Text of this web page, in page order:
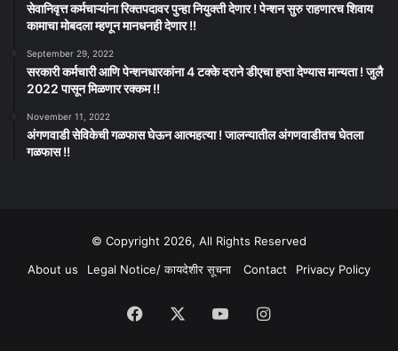
सेवानिवृत्त कर्मचाऱ्यांना रिक्तपदावर पुन्हा नियुक्ती देणार ! पेन्शन सुरु राहणारच शिवाय
कामाचा मोबदला म्हणून मानधनही देणार !!
September 29, 2022
सरकारी कर्मचारी आणि पेन्शनधारकांना 4 टक्के दराने डीएचा हप्ता देण्यास मान्यता ! जुलै
2022 पासून मिळणार रक्कम !!
November 11, 2022
अंगणवाडी सेविकेची गळफास घेऊन आत्महत्या ! जालन्यातील अंगणवाडीतच घेतला
गळफास !!
© Copyright 2026, All Rights Reserved
About us
Legal Notice/ कायदेशीर सूचना Contact Privacy Policy
Facebook YouTubeInstagram